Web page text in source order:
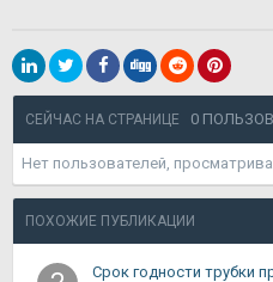
СЕЙЧАС НА СТРАНИЦЕ 0
Нет пользователей,
ПОХОЖИЕ ПУБЛИКАЦИИ
Срок годности трубки